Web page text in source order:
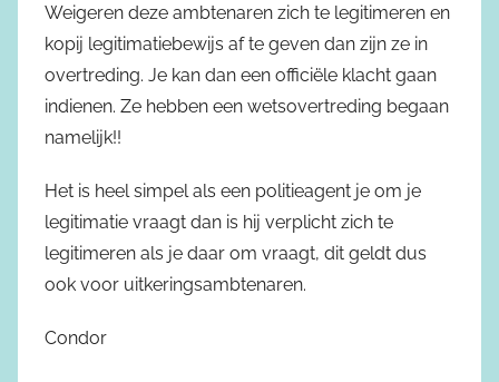
Weigeren deze ambtenaren zich te legitimeren en
kopij legitimatiebewijs af te geven dan zijn ze in
overtreding. Je kan dan een officiële klacht gaan
indienen. Ze hebben een wetsovertreding begaan
namelijk!!
Het is heel simpel als een politieagent je om je
legitimatie vraagt dan is hij verplicht zich te
legitimeren als je daar om vraagt, dit geldt dus
ook voor uitkeringsambtenaren.
Condor